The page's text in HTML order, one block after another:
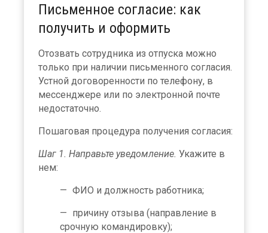
Письменное согласие: как
получить и оформить
Отозвать сотрудника из отпуска можно
только при наличии письменного согласия.
Устной договоренности по телефону, в
мессенджере или по электронной почте
недостаточно.
Пошаговая процедура получения согласия:
Шаг 1. Направьте уведомление. Укажите в
нем:
ФИО и должность работника;
причину отзыва (направление в
срочную командировку);